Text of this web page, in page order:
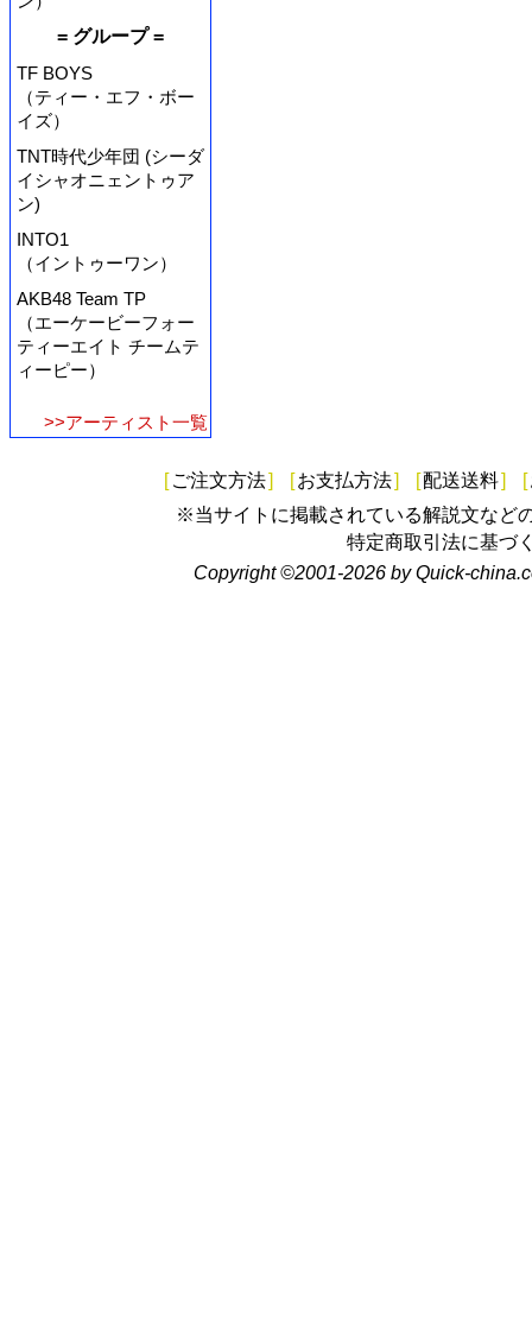
= グループ =
TF BOYS
（ティー・エフ・ボー
イズ）
TNT時代少年団 (シーダ
イシャオニェントゥア
ン)
INTO1
（イントゥーワン）
AKB48 Team TP
（エーケービーフォー
ティーエイト チームテ
ィーピー）
>>アーティスト一覧
[ ご注文方法] [お支払方法] [配送送料] [
※当サイトに掲載されている解説文など
特定商取引法に基づ
Copyright ©2001-2026 by Quick-